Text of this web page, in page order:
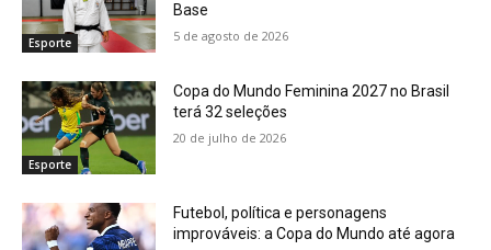
Esporte
Base
5 de agosto de 2026
Esporte
Copa do Mundo Feminina 2027 no Brasil
terá 32 seleções
20 de julho de 2026
Futebol, política e personagens
improváveis: a Copa do Mundo até agora